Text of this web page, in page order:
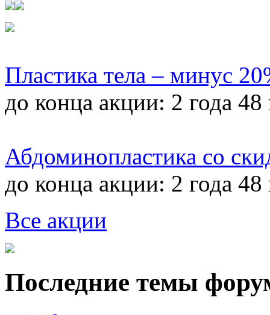
Пластика тела – минус
до конца акции: 2 года 48
Абдоминопластика со
до конца акции: 2 года 48
Все акции
Последние темы